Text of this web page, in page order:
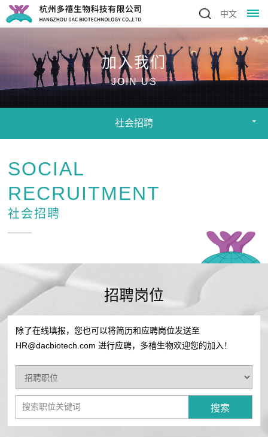
中文
首
页
公
史
公
誉
产
技
术
平
品
医
学
信
息
加入我们
JOIN US
社会招聘
SOCIAL
RECRUITMENT
社会招聘
招聘岗位
除了在线填报，您也可以将简历和应聘岗位发送至
HR@dacbiotech.com 进行应聘，多禧生物欢迎您的加入！